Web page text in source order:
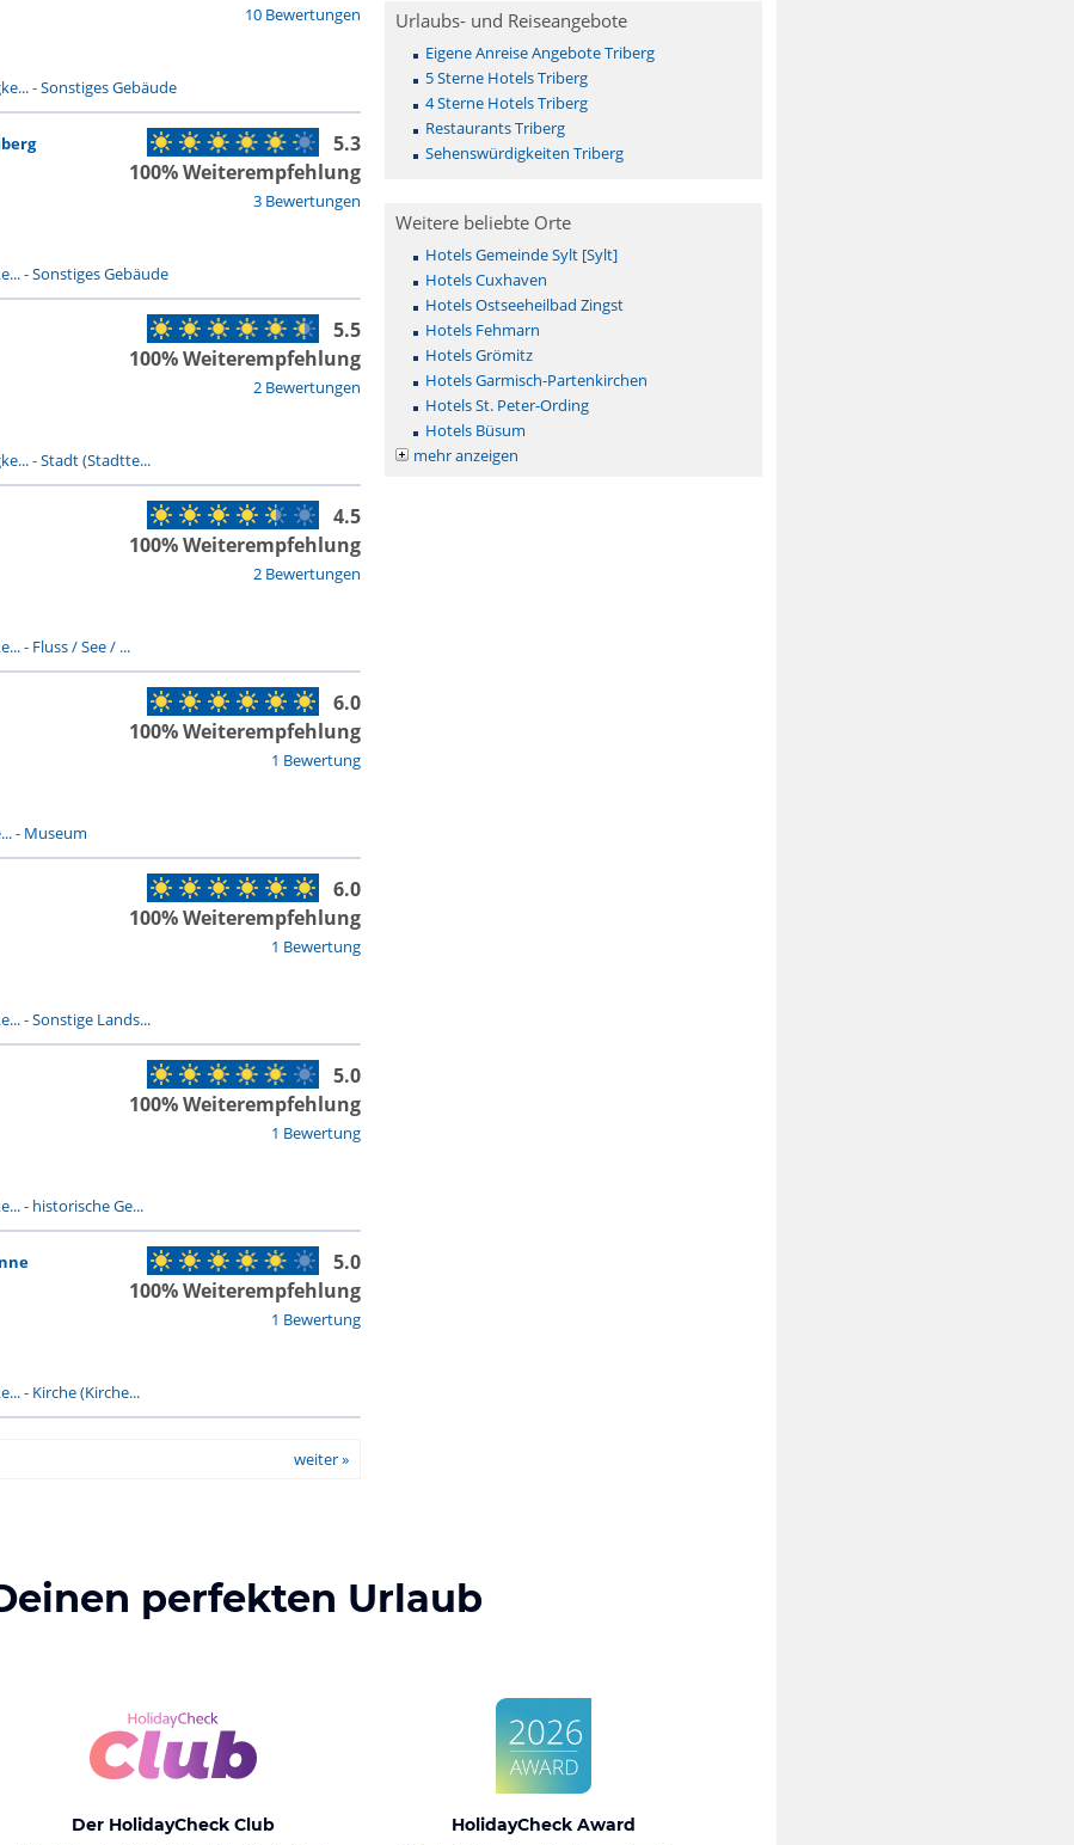
10 Bewertungen
-Sonstiges Gebäude
3 Bewertungen
5.3
100% Weiterempfehlung
-Sonstiges Gebäude
2 Bewertungen
5.5
100% Weiterempfehlung
-Stadt (Stadtte...
2 Bewertungen
4.5
100% Weiterempfehlung
- Fluss / See / ...
1 Bewertung
6.0
100% Weiterempfehlung
- Museum
1 Bewertung
6.0
100% Weiterempfehlung
-Sonstige Lands...
1 Bewertung
5.0
100% Weiterempfehlung
- historische Ge...
1 Bewertung
5.0
100% Weiterempfehlung
- Kirche (Kirche...
weiter »
Urlaubs- und Reiseangebote
Eigene Anreise Angebote Triberg
5 Sterne Hotels Triberg
4 Sterne Hotels Triberg
Restaurants Triberg
Sehenswürdigkeiten Triberg
Weitere beliebte Orte
Hotels Gemeinde Sylt [Sylt]
Hotels Cuxhaven
Hotels Ostseeheilbad Zingst
Hotels Fehmarn
Hotels Grömitz
Hotels Garmisch-Partenkirchen
Hotels St. Peter-Ording
Hotels Büsum
mehr anzeigen
perfekten Urlaub
Der HolidayCheck Club
HolidayCheck Award